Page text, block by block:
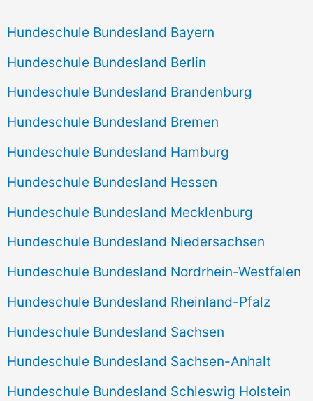
Hundeschule Bundesland Bayern
Hundeschule Bundesland Berlin
Hundeschule Bundesland Brandenburg
Hundeschule Bundesland Bremen
Hundeschule Bundesland Hamburg
Hundeschule Bundesland Hessen
Hundeschule Bundesland Mecklenburg
Hundeschule Bundesland Niedersachsen
Hundeschule Bundesland Nordrhein-Westfalen
Hundeschule Bundesland Rheinland-Pfalz
Hundeschule Bundesland Sachsen
Hundeschule Bundesland Sachsen-Anhalt
Hundeschule Bundesland Schleswig Holstein